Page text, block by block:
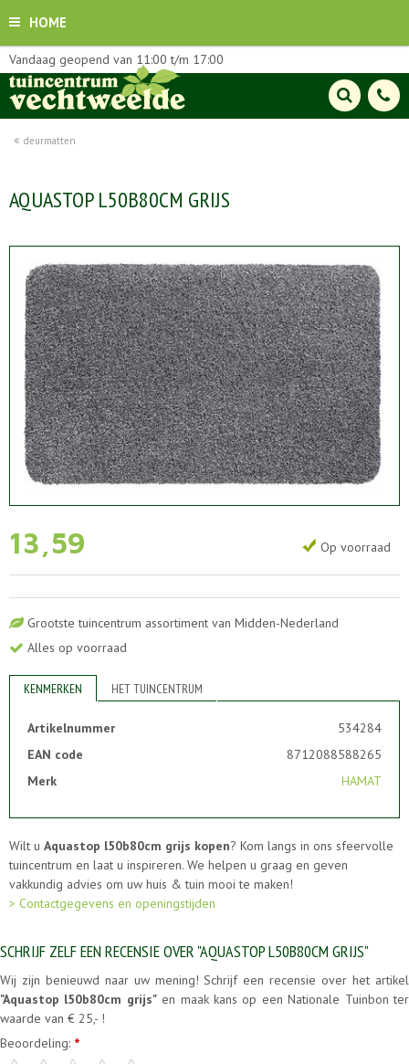
HOME
deurmatten
Vandaag geopend van 11:00 t/m 17:00
AQUASTOP L50B80CM GRIJS
13,59 Op voorraad
Grootste tuincentrum assortiment van Midden-Nederland
Alles op voorraad
KENMERKEN HET TUINCENTRUM
Artikelnummer
534284
EAN code
8712088588265
Merk
HAMAT
Wilt u Aquastop l50b80cm grijs kopen? Kom langs in ons sfeervolle
tuincentrum en laat u inspireren. We helpen u graag en geven
vakkundig advies om uw huis & tuin mooi te maken!
> Contactgegevens en openingstijden
SCHRIJF ZELF EEN RECENSIE OVER "AQUASTOP L50B80CM GRIJS"
Wij zijn benieuwd naar uw mening! Schrijf een recensie over het artikel
"Aquastop l50b80cm grijs"en maak kans op een Nationale Tuinbon ter
waarde van € 25,- !
Beoordeling: *